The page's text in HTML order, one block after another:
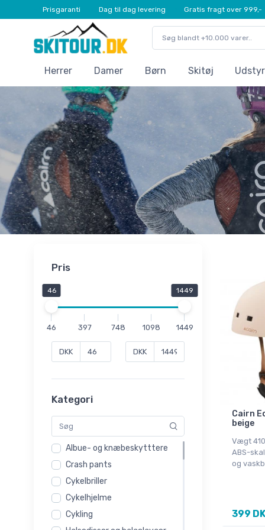
Prisgaranti Dag til dag levering Gratis fragt over 999,-
Herrer Damer Børn Skitøj Udstyr
Pris
46 1449
46 397 748 1098 1449
DKK DKK
Kategori
Albue- og knæbeskytttere
Crash pants
Cykelbriller
Cykelhjelme
Cykling
Cairn
beige
Vægt
ABS-
og
399